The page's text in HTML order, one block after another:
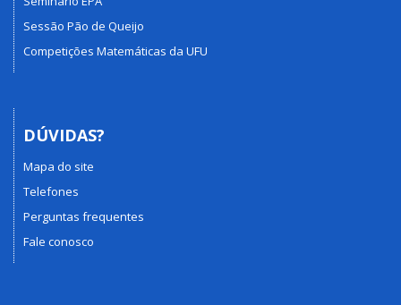
Sessão Pão de Queijo
Competições Matemáticas da UFU
DÚVIDAS?
Mapa do site
Telefones
Perguntas frequentes
Fale conosco